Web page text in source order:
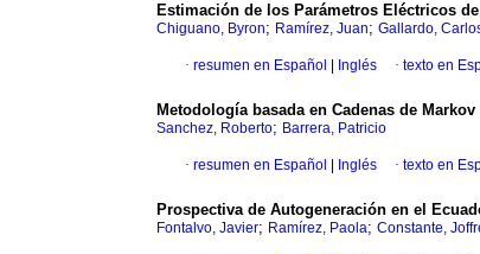
Estimación de los Parámetros Eléctricos
Chiguano, Byron; Ramírez, Juan; Gallardo,
· resumen en Español Inglés · texto en
Metodología basada en Cadenas de
Sanchez, Roberto; Barrera, Patricio
· resumen en Español Inglés · texto en
Prospectiva de Autogeneración en el
Fontalvo, Javier; Ramírez, Paola; Constante,